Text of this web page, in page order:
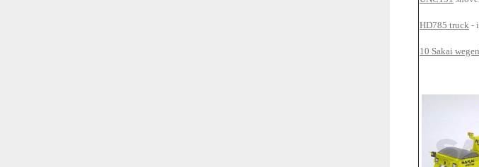
HD785 truck -
10 Sakai